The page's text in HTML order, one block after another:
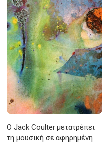
Ο Jack Coulter μετατρέπει
τη μουσική σε αφηρημένη